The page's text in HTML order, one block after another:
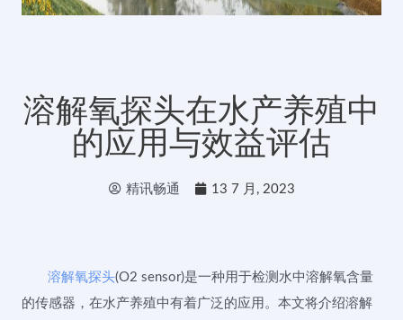
溶解氧探头在水产养殖中
的应用与效益评估
精讯畅通 13 7 月, 2023
溶解氧探头(O2 sensor)是一种用于检测水中溶解氧含量
的传感器，在水产养殖中有着广泛的应用。本文将介绍溶解